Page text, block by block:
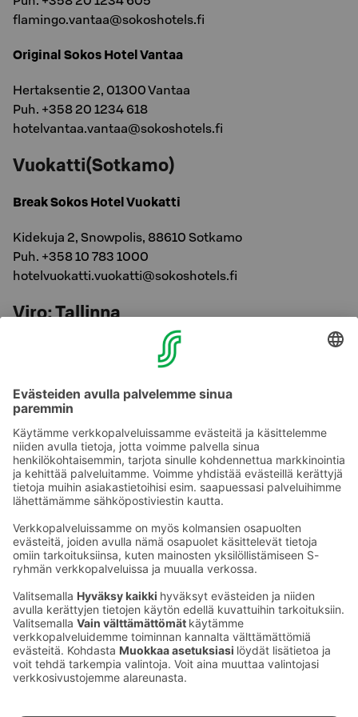
flamingo.vantaa@sokoshotels.fi
Original Sokos Hotel Vantaa
Hertaksentie 2, 01300 Vantaa
Puh. +358 20 1234 618
hotelvantaa.vantaa@sokoshotels.fi
Vuokatti(Sotkamo)
Break Sokos Hotel Vuokatti
Kidekuja 2, Snowpolis, 88610 Sotkamo
Puh. +358 10 783 1000
hotelvuokatti.vuokatti@sokoshotels.fi
Viro: Tallinna
Original Sokos Hotel Viru
Puh. +372 6 809 300
Puhelun hinta »
Ota yhteyttä
Hotellien yhteystiedot
Asiakaspalvelun yhteystiedot›
Palaute
Anna palautetta
Sokos Hotels uutiskirje
Tilaa uutiskirje
Saat Sokos Hotellien uusimmat
edut ja uutiset sähköpostiisi
kuukausittain.
Palkinnot ja sertifikaatit
Sokos Hotels somessa
Sokos Hotels
Facebookissa
Sokos Hotels
Sokos
Hotels
Sokos
Hotels